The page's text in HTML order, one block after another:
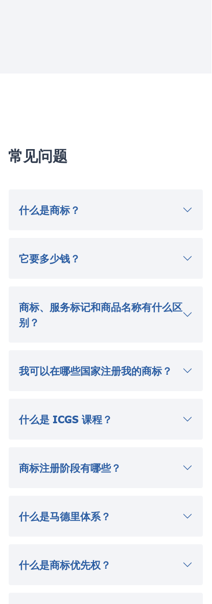
常见问题
什么是商标？
它要多少钱？
商标、服务标记和商品名称有什么区
别？
我可以在哪些国家注册我的商标？
什么是 ICGS 课程？
商标注册阶段有哪些？
什么是马德里体系？
什么是商标优先权？